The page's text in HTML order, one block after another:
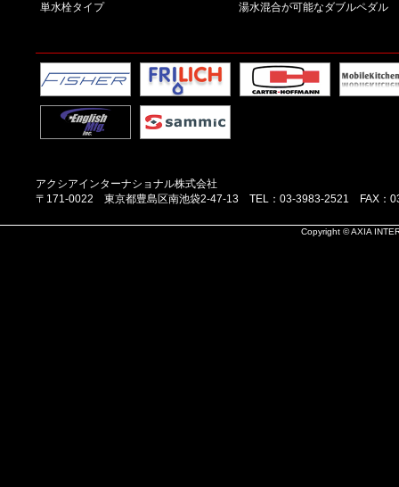
単水栓タイプ 湯水混合が可能なダブルペダル
アクシアインターナショナル株式会社
〒171-0022 東京都豊島区南池袋2-47-13 TEL：03-3983-2521 FAX：
Copyright © AXIA